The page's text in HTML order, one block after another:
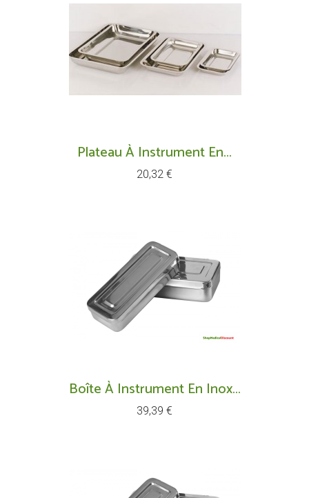
Plateau À Instrument En...
Prix
20,32 €
Boîte À Instrument En Inox...
Prix
39,39 €